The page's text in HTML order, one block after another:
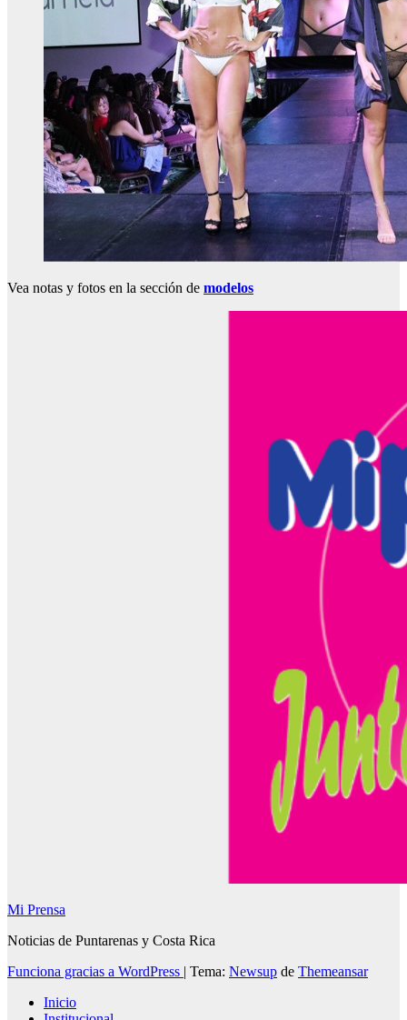
Vea notas y fotos en la sección de modelos
Mi Prensa
Noticias de Puntarenas y Costa Rica
Funciona gracias a WordPress | Tema: Newsup de Themeansar
Inicio